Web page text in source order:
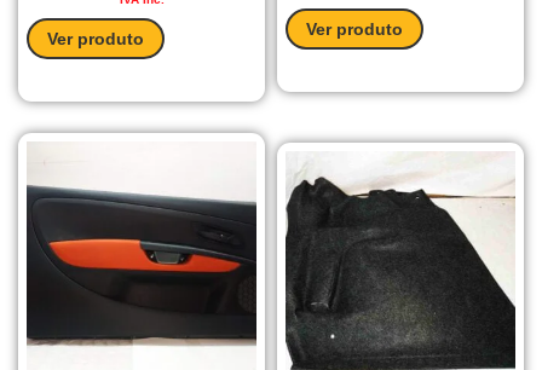
Ver produto Ver produto